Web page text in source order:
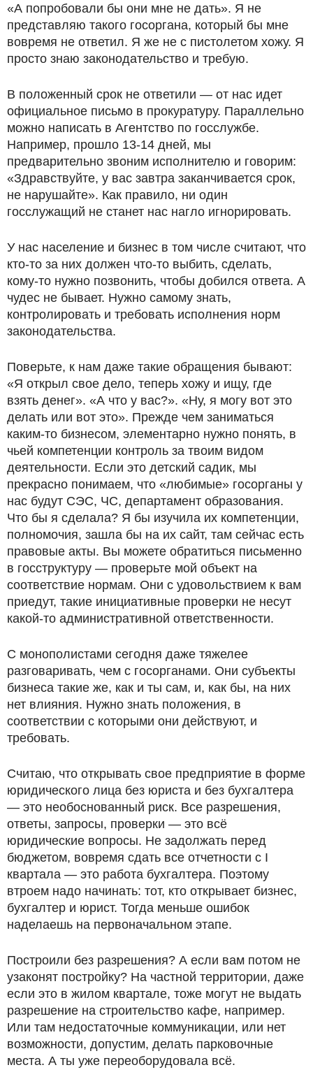
«А попробовали бы они мне не дать». Я не
представляю такого госоргана, который бы мне
вовремя не ответил. Я же не с пистолетом хожу. Я
просто знаю законодательство и требую.
В положенный срок не ответили — от нас идет
официальное письмо в прокуратуру. Параллельно
можно написать в Агентство по госслужбе.
Например, прошло 13-14 дней, мы
предварительно звоним исполнителю и говорим:
«Здравствуйте, у вас завтра заканчивается срок,
не нарушайте». Как правило, ни один
госслужащий не станет нас нагло игнорировать.
У нас население и бизнес в том числе считают, что
кто-то за них должен что-то выбить, сделать,
кому-то нужно позвонить, чтобы добился ответа. А
чудес не бывает. Нужно самому знать,
контролировать и требовать исполнения норм
законодательства.
Поверьте, к нам даже такие обращения бывают:
«Я открыл свое дело, теперь хожу и ищу, где
взять денег». «А что у вас?». «Ну, я могу вот это
делать или вот это». Прежде чем заниматься
каким-то бизнесом, элементарно нужно понять, в
чьей компетенции контроль за твоим видом
деятельности. Если это детский садик, мы
прекрасно понимаем, что «любимые» госорганы у
нас будут СЭС, ЧС, департамент образования.
Что бы я сделала? Я бы изучила их компетенции,
полномочия, зашла бы на их сайт, там сейчас есть
правовые акты. Вы можете обратиться письменно
в госструктуру — проверьте мой объект на
соответствие нормам. Они с удовольствием к вам
приедут, такие инициативные проверки не несут
какой-то административной ответственности.
С монополистами сегодня даже тяжелее
разговаривать, чем с госорганами. Они субъекты
бизнеса такие же, как и ты сам, и, как бы, на них
нет влияния. Нужно знать положения, в
соответствии с которыми они действуют, и
требовать.
Считаю, что открывать свое предприятие в форме
юридического лица без юриста и без бухгалтера
— это необоснованный риск. Все разрешения,
ответы, запросы, проверки — это всё
юридические вопросы. Не задолжать перед
бюджетом, вовремя сдать все отчетности с I
квартала — это работа бухгалтера. Поэтому
втроем надо начинать: тот, кто открывает бизнес,
бухгалтер и юрист. Тогда меньше ошибок
наделаешь на первоначальном этапе.
Построили без разрешения? А если вам потом не
узаконят постройку? На частной территории, даже
если это в жилом квартале, тоже могут не выдать
разрешение на строительство кафе, например.
Или там недостаточные коммуникации, или нет
возможности, допустим, делать парковочные
места. А ты уже переоборудовала всё.